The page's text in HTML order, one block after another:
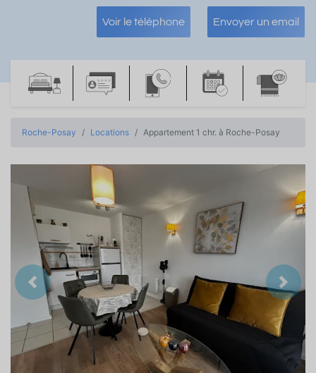
Voir le téléphone Envoyer un email
Roche-Posay Locations Appartement 1 chr. à Roche-Posay
Précedent